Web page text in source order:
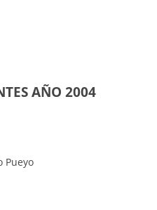
AÑO 2004
Pueyo